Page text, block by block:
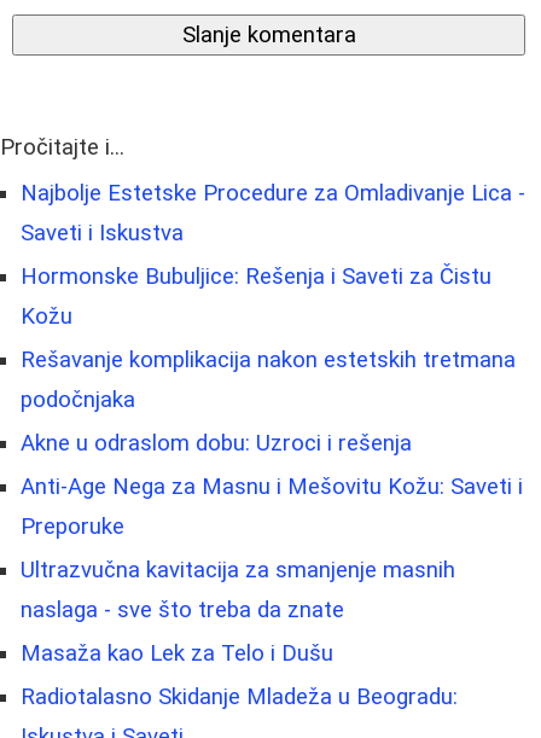
Slanje komentara
Pročitajte i...
Najbolje Estetske Procedure za Omladivanje Lica -
Saveti i Iskustva
Hormonske Bubuljice: Rešenja i Saveti za Čistu
Kožu
Rešavanje komplikacija nakon estetskih tretmana
podočnjaka
Akne u odraslom dobu: Uzroci i rešenja
Anti-Age Nega za Masnu i Mešovitu Kožu: Saveti i
Preporuke
Ultrazvučna kavitacija za smanjenje masnih
naslaga - sve što treba da znate
Masaža kao Lek za Telo i Dušu
Radiotalasno Skidanje Mladeža u Beogradu: